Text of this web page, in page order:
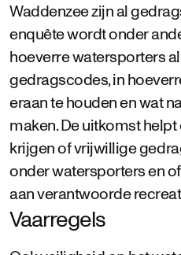
Waddenzee zijn al
enquête wordt onder
hoeverre watersporters
gedragscodes, in
eraan te houden en wat
maken. De uitkomst
krijgen of vrijwillige
onder watersporters en
aan verantwoorde
Vaarregels